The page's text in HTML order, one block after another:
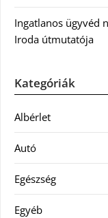
Ingatlanos ügyvéd
Iroda útmutatója
Kategóriák
Albérlet
Autó
Egészség
Egyéb